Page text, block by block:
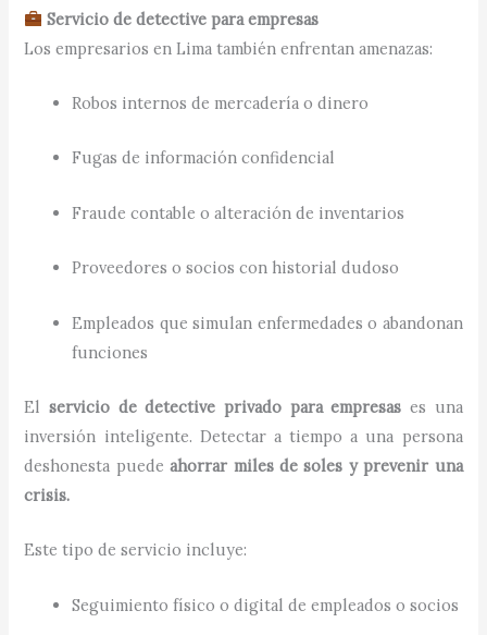
Servicio de detective para empresas
Los empresarios en Lima también enfrentan amenazas:
Robos internos de mercadería o dinero
Fugas de información confidencial
Fraude contable o alteración de inventarios
Proveedores o socios con historial dudoso
Empleados que simulan enfermedades o abandonan
funciones
Elservicio de detective privado para empresas es una
inversión inteligente. Detectar a tiempo a una persona
deshonesta puedeahorrar miles de soles y prevenir una
crisis.
Este tipo de servicio incluye:
Seguimiento físico o digital de empleados o socios